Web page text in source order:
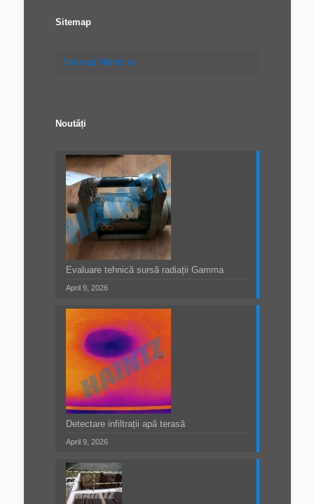
Sitemap
Sitemap Haintz.ro
Noutăți
Evaluare tehnică sursă radiații Gamma
April 9, 2026
Detectare infiltrații apă terasă
April 9, 2026